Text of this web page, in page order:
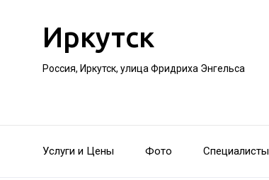
Иркутск
Россия, Иркутск, улица Фридриха Энгельса
Услуги и Цены Фото Специалисты